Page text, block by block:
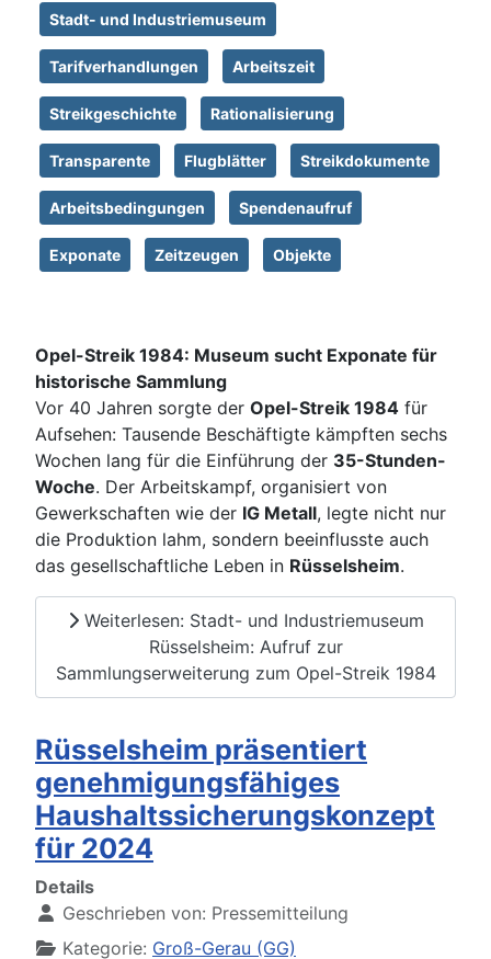
Stadt- und Industriemuseum
Tarifverhandlungen Arbeitszeit
Streikgeschichte Rationalisierung
Transparente Flugblätter Streikdokumente
Arbeitsbedingungen Spendenaufruf
Exponate Zeitzeugen Objekte
Opel-Streik 1984: Museum sucht Exponate für
historische Sammlung
Vor 40 Jahren sorgte der Opel-Streik 1984 für
Aufsehen: Tausende Beschäftigte kämpften sechs
Wochen lang für die Einführung der 35-Stunden-
Woche. Der Arbeitskampf, organisiert von
Gewerkschaften wie der IG Metall, legte nicht nur
die Produktion lahm, sondern beeinflusste auch
das gesellschaftliche Leben in Rüsselsheim.
Weiterlesen: Stadt- und Industriemuseum
Rüsselsheim: Aufruf zur
Sammlungserweiterung zum Opel-Streik 1984
Rüsselsheim präsentiert
genehmigungsfähiges
Haushaltssicherungskonzept
für 2024
Details
Geschrieben von: Pressemitteilung
Kategorie: Groß-Gerau (GG)